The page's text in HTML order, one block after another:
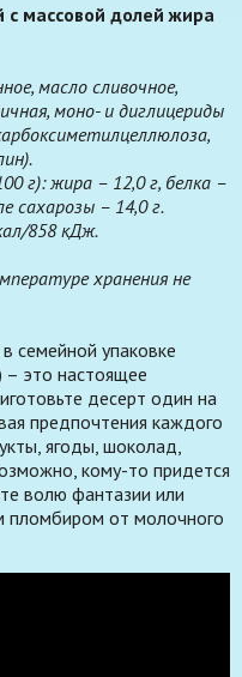
массовой долей жира
масло сливочное,
моно- и диглицериды
г): жира – 12,0 г, белка –
сахарозы – 14,0 г.
858 кДж.
хранения не
семейной упаковке
– это настоящее
десерт один на
предпочтения каждого
ягоды, шоколад,
кому-то придется
волю фантазии или
пломбиром от молочного